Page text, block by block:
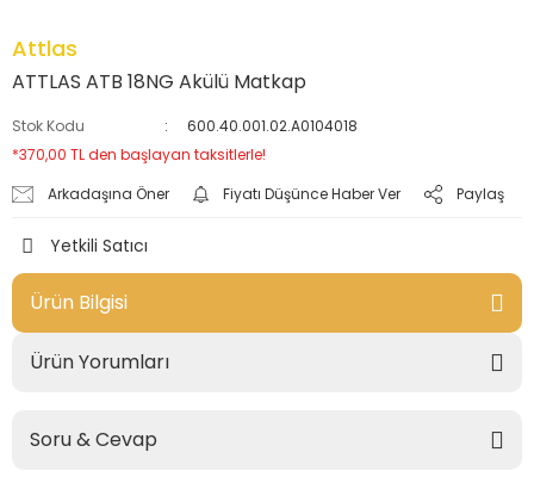
Attlas
ATTLAS ATB 18NG Akülü Matkap
Stok Kodu
600.40.001.02.A0104018
*370,00 TL den başlayan taksitlerle!
Arkadaşına Öner
Fiyatı Düşünce Haber Ver Paylaş
Yetkili Satıcı
Ürün Bilgisi
Ürün Yorumları
Soru & Cevap